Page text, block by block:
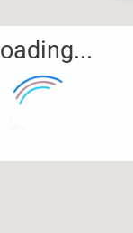
loading...